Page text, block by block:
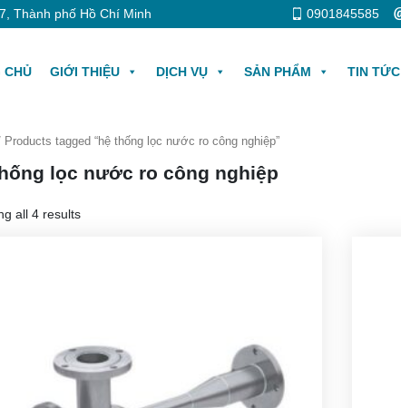
Thành phố Hồ Chí Minh 0901845585
CHỦ GIỚI THIỆU DỊCH VỤ SẢN PHẨM TIN TỨC
Products tagged “hệ thống lọc nước ro công nghiệp”
lọc nước ro công nghiệp
all 4 results